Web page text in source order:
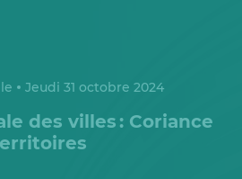
Jeudi 31 octobre 2024
des villes : Coriance